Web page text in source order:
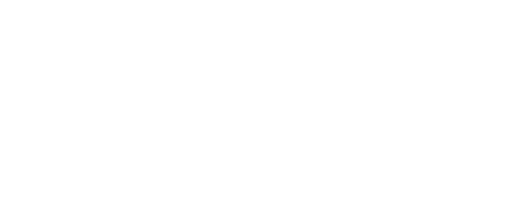
ovlivněna zavedením případných hygienických či